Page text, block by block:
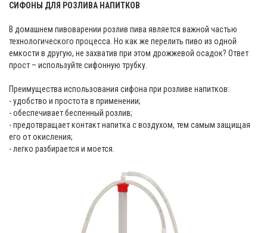
СИФОНЫ ДЛЯ РОЗЛИВА НАПИТКОВ
В домашнем пивоварении розлив пива является важной частью
технологического процесса. Но как же перелить пиво из одной
емкости в другую, не захватив при этом дрожжевой осадок? Ответ
прост – используйте сифонную трубку.
Преимущества использования сифона при розливе напитков:
- удобство и простота в применении;
- обеспечивает беспенный розлив;
- предотвращает контакт напитка с воздухом, тем самым защищая
его от окисления;
- легко разбирается и моется.